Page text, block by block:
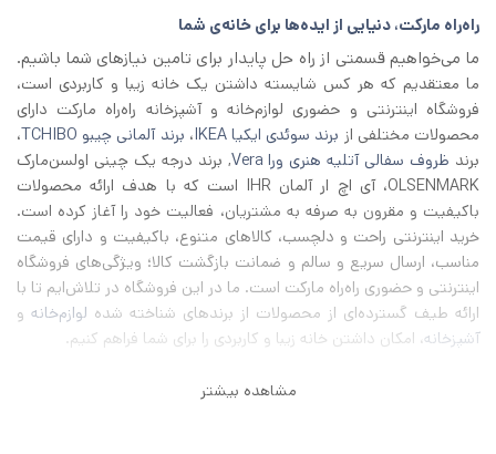
راه‌راه مارکت، دنیایی از ایده‌ها برای خانه‌ی شما
ما می‌خواهیم قسمتی از راه حل پایدار برای تامین نیازهای شما باشیم.
ما معتقدیم که هر کس شایسته داشتن یک خانه زیبا و کاربردی است،
فروشگاه اینترنتی و حضوری لوازم‌خانه و آشپزخانه راه‌راه مارکت دارای
محصولات مختلفی از برند سوئدی ایکیا IKEA ، برند آلمانی چیبو TCHIBO
،
برند ظروف سفالی آتلیه هنری ورا Vera
, برند درجه یک چینی اولسن‌مارک
OLSENMARK، آی اچ‌ ار آلمان IHR است که با هدف ارائه محصولات
باکیفیت و مقرون به صرفه به مشتریان، فعالیت خود را آغاز کرده است.
خرید اینترنتی راحت و دلچسب، کالاهای متنوع، باکیفیت و دارای قیمت
مناسب، ارسال سریع و سالم و ضمانت بازگشت کالا؛ ویژگی‌های فروشگاه
اینترنتی و حضوری راه‌راه مارکت است. ما در این فروشگاه در تلاش‌ایم تا با
ارائه طیف گسترده‌ای از محصولات از برند‌های شناخته شده لوازم‌خانه و
آشپزخانه، امکان داشتن خانه زیبا و کاربردی را برای شما فراهم کنیم.
مشاهده بیشتر